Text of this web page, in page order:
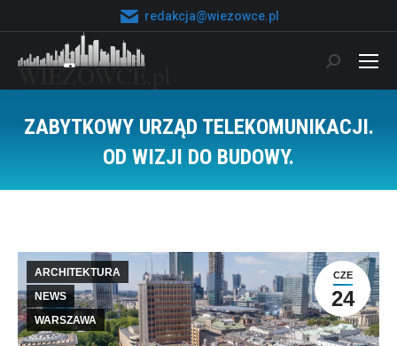
redakcja@wiezowce.pl
Szukaj:
ZABYTKOWY URZĄD TELEKOMUNIKACJI.
OD WIZJI DO BUDOWY.
CZE
24
ARCHITEKTURA
NEWS
WARSZAWA